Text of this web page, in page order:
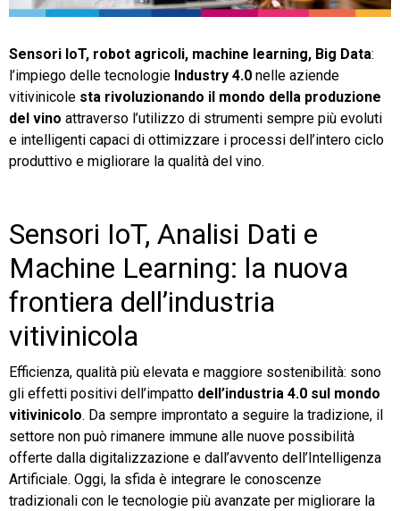
Sensori IoT, robot agricoli, machine learning, Big Data:
l’impiego delle tecnologie Industry 4.0 nelle aziende
vitivinicole sta rivoluzionando il mondo della produzione
del vino attraverso l’utilizzo di strumenti sempre più evoluti
e intelligenti capaci di ottimizzare i processi dell’intero ciclo
produttivo e migliorare la qualità del vino.
Sensori IoT, Analisi Dati e
Machine Learning: la nuova
frontiera dell’industria
vitivinicola
Efficienza, qualità più elevata e maggiore sostenibilità: sono
gli effetti positivi dell’impatto dell’industria 4.0 sul mondo
vitivinicolo. Da sempre improntato a seguire la tradizione, il
settore non può rimanere immune alle nuove possibilità
offerte dalla digitalizzazione e dall’avvento dell’Intelligenza
Artificiale. Oggi, la sfida è integrare le conoscenze
tradizionali con le tecnologie più avanzate per migliorare la